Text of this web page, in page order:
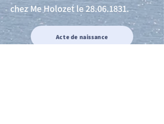
chez Me Holozet le28.06.1831.
Acte de naissance